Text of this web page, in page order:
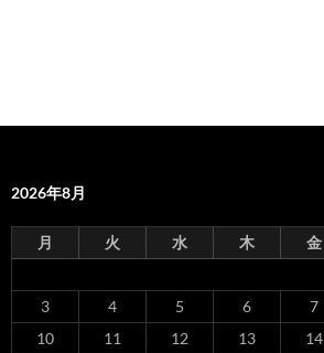
2026年8月
月 火 水 木 金
3
4 5 6 7
10
11 12 13 14